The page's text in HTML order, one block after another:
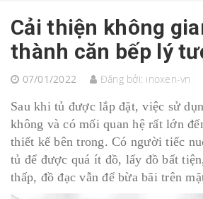
Cải thiện không
thành căn bếp lý
07/01/2022 Đăng bởi: inoxen-vn
Sau khi tủ được lắp đặt, việc sử
không và có mối quan hệ rất lớn
thiết kế bên trong. Có người tiếc
tủ để được quá ít đồ, lấy đồ bất
thấp, đồ đạc vẫn để bừa bãi trên